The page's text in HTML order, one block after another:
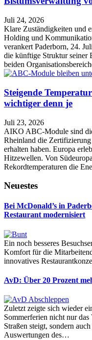
Juli 24, 2026
Klare Zuständigkeiten und
Holding und
verankert Paderborn, 24.
die künftige Struktur seiner
beiden
Steigende
wichtiger denn je
Juli 23, 2026
AIKO ABC-Module sind
Rheinland die
erhalten haben. Europa
Hitzewellen. Von
Rekordtemperaturen die
Neuestes
Bei McDonald’s in
Restaurant modernisiert
Ein noch besseres
Komfort für die
innovatives
AvD: Über 20 Prozent
Zuletzt zeigte sich wieder
Sommerferien nicht nur
Straßen steigt, sondern
Auswertungen des…